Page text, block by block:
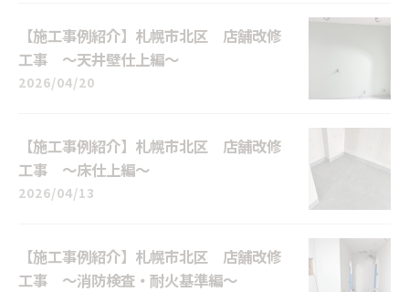
【施工事例紹介】札幌市北区 店舗改修
工事 ～天井壁仕上編～
2026/04/20
【施工事例紹介】札幌市北区 店舗改修
工事 ～床仕上編～
2026/04/13
【施工事例紹介】札幌市北区 店舗改修
工事 ～消防検査・耐火基準編～